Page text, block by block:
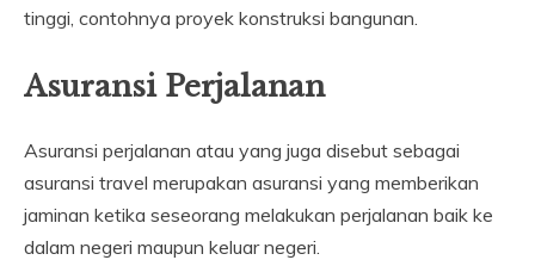
tinggi, contohnya proyek konstruksi bangunan.
Asuransi Perjalanan
Asuransi perjalanan atau yang juga disebut sebagai
asuransi travel merupakan asuransi yang memberikan
jaminan ketika seseorang melakukan perjalanan baik ke
dalam negeri maupun keluar negeri.